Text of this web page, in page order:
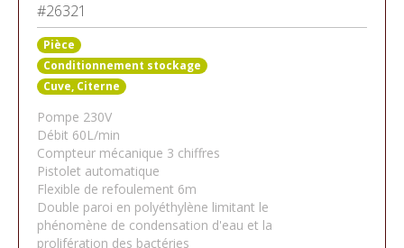
#26321
Pièce
Conditionnement stockage
Cuve, Citerne
Pompe 230V
Débit 60L/min
Compteur mécanique 3 chiffres
Pistolet automatique
Flexible de refoulement 6m
Double paroi en polyéthylène limitant le
phénomène de condensation d'eau et la
prolifération des bactéries